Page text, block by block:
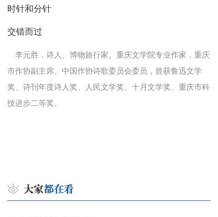
时针和分针
交错而过
李元胜，诗人、博物旅行家。重庆文学院专业作家，重庆
市作协副主席、中国作协诗歌委员会委员，曾获鲁迅文学
奖、诗刊年度诗人奖、人民文学奖、十月文学奖、重庆市科
技进步二等奖。